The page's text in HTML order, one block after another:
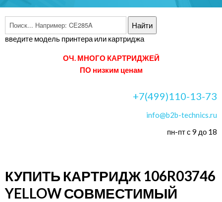
введите модель принтера или картриджа
ОЧ. МНОГО КАРТРИДЖЕЙ
ПО низким ценам
+7(499)110-13-73
info@b2b-technics.ru
пн-пт с 9 до 18
КУПИТЬ КАРТРИДЖ 106R03746
YELLOW СОВМЕСТИМЫЙ